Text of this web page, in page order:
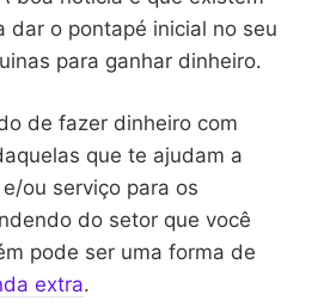
dar o pontapé inicial no seu
para ganhar dinheiro.
de fazer dinheiro com
que te ajudam a
ou serviço para os
do setor que você
pode ser uma forma de
extra.